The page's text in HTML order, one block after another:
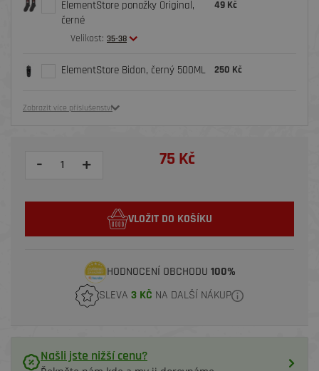
ElementStore ponožky Original,
černé
Velikost: 35-38
49 Kč
ElementStore Bidon, černý 500ML 250 Kč
Zobrazit více příslušenství
- + 75 Kč
VLOŽIT DO KOŠÍKU
HODNOCENÍ OBCHODU 100%
SLEVA 3 KČ NA DALŠÍ NÁKUP
Našli jste nižší cenu?